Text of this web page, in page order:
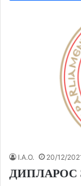
I.A.O. 20/12/
ДИПЛАРОС